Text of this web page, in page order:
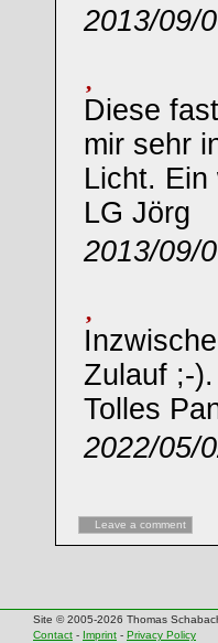
2013/09/
Diese
mir sehr
Licht. Ein
LG Jörg
2013/09/
Zulauf ;-).
Tolles
2022/05/
Leave a comment
Site © 2005-2026 Thomas
Contact - Imprint - Privacy Policy